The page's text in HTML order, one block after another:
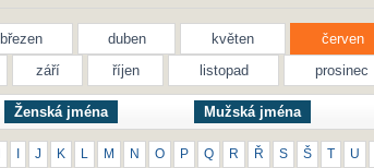
březen duben květen
červen
září říjen listopad prosinec
Ženská jména Mužská jména
J K M N O P Q R Ř S Š U